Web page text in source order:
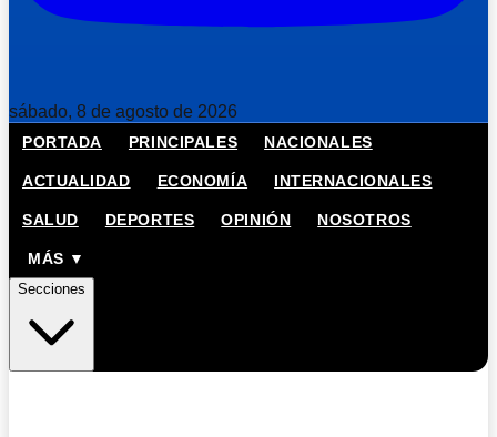
sábado, 8 de agosto de 2026
PORTADA PRINCIPALES NACIONALES
ACTUALIDAD ECONOMÍA INTERNACIONALES
SALUD DEPORTES OPINIÓN NOSOTROS
MÁS ▼
Secciones